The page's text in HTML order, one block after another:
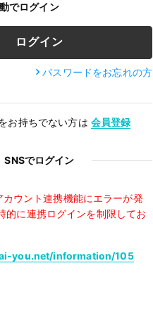
でログイン
パスワードをお忘れの方
お持ちでない方は 会員登録
SNSでログイン
ウント連携機能にエラーが発
的に連携ログインを制限してお
you.net/information/105